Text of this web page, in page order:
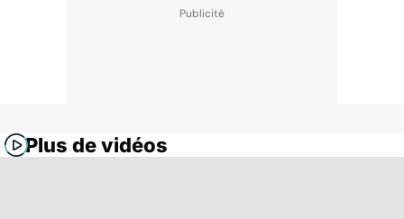
Plus de vidéos